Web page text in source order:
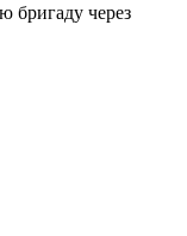
бригаду через